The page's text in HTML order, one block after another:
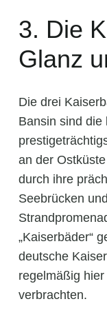
3. Die
Glanz
Die drei
Bansin sind die
an der
durch ihre
Seebrücken
„Kaiserbäder“
deutsche
regelmäßig
verbrachten.